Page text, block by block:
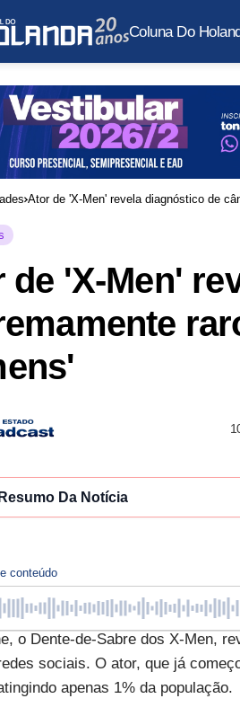
Coluna Do
Ator de 'X-Men' revela diagnóstico de
de 'X-Men'
Da Notícia
conteúdo
o Dente-de-Sabre dos X-Men,
sociais. O ator, que já
apenas 1% da população.